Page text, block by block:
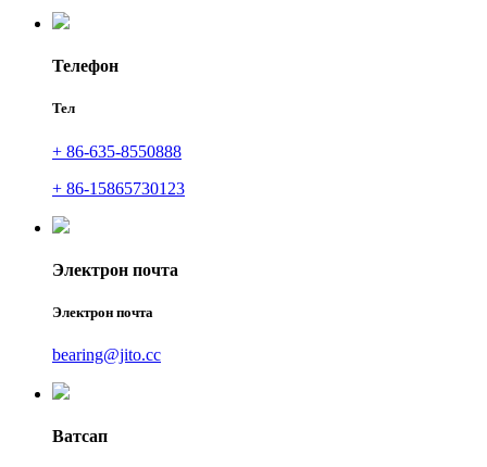
Телефон
Тел
+ 86-635-8550888
+ 86-15865730123
Электрон почта
Электрон почта
bearing@jito.cc
Ватсап